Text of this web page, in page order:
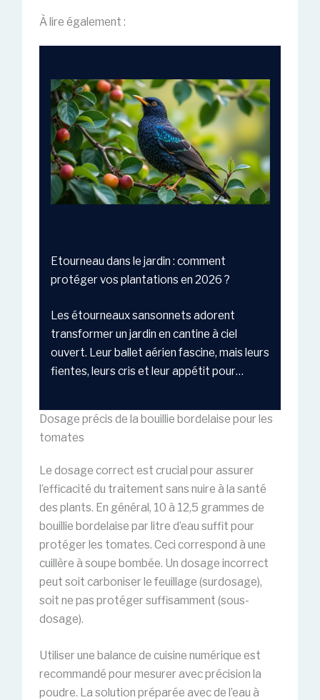
À lire également :
Etourneau dans le jardin : comment
protéger vos plantations en 2026 ?
Les étourneaux sansonnets adorent
transformer un jardin en cantine à ciel
ouvert. Leur ballet aérien fascine, mais leurs
fientes, leurs cris et leur appétit pour…
Dosage précis de la bouillie bordelaise pour les
tomates
Le dosage correct est crucial pour assurer
l’efficacité du traitement sans nuire à la santé
des plants. En général, 10 à 12,5 grammes de
bouillie bordelaise par litre d’eau suffit pour
protéger les tomates. Ceci correspond à une
cuillère à soupe bombée. Un dosage incorrect
peut soit carboniser le feuillage (surdosage),
soit ne pas protéger suffisamment (sous-
dosage).
Utiliser une balance de cuisine numérique est
recommandé pour mesurer avec précision la
poudre. La solution préparée avec de l’eau à